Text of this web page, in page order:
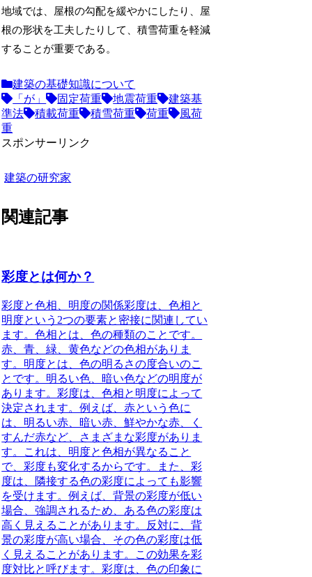
地域では、屋根の勾配を緩やかにしたり、屋
根の形状を工夫したりして、積雪荷重を軽減
することが重要である。
建築の基礎知識について
「が」
固定荷重 地震荷重
建築基
準法
積載荷重 積雪荷重 荷重
風荷
重
スポンサーリンク
建築の研究家
関連記事
彩度とは何か？
彩度と色相、明度の関係彩度は、色相と
明度という2つの要素と密接に関連してい
ます。色相とは、色の種類のことです。
赤、青、緑、黄色などの色相がありま
す。明度とは、色の明るさの度合いのこ
とです。明るい色、暗い色などの明度が
あります。彩度は、色相と明度によって
決定されます。例えば、赤という色に
は、明るい赤、暗い赤、鮮やかな赤、く
すんだ赤など、さまざまな彩度がありま
す。これは、明度と色相が異なること
で、彩度も変化するからです。また、彩
度は、隣接する色の彩度によっても影響
を受けます。例えば、背景の彩度が低い
場合、強調されるため、ある色の彩度は
高く見えることがあります。反対に、背
景の彩度が高い場合、その色の彩度は低
く見えることがあります。この効果を彩
度対比と呼びます。彩度は、色の印象に